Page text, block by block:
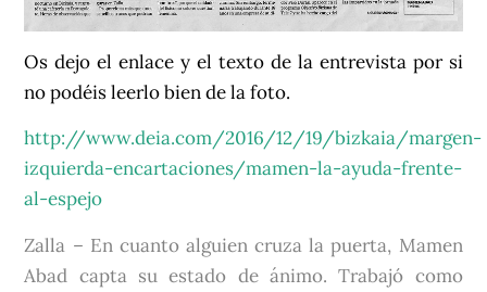
Os dejo el enlace y el texto de la entrevista por si
no podéis leerlo bien de la foto.
http://www.deia.com/2016/12/19/bizkaia/margen-
izquierda-encartaciones/mamen-la-ayuda-frente-
al-espejo
Zalla – En cuanto alguien cruza la puerta, Mamen
Abad capta su estado de ánimo. Trabajó como